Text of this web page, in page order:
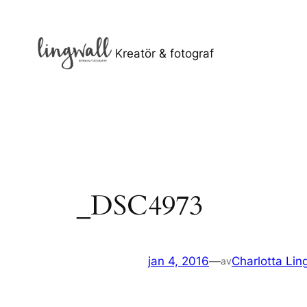
innehåll
Kreatör & fotograf
_DSC4973
jan 4, 2016—avCharlotta